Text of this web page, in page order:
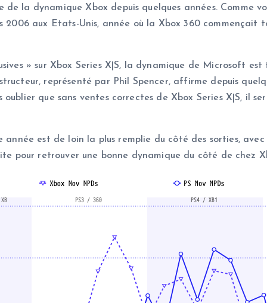
la dynamique Xbox depuis quelques années. Comme
2006 aux Etats-Unis, année où la Xbox 360
» sur Xbox Series X|S, la dynamique de Microsoft
représenté par Phil Spencer, affirme depuis
que sans ventes correctes de Xbox Series X|S, il
est de loin la plus remplie du côté des sorties,
pour retrouver une bonne dynamique du côté de chez